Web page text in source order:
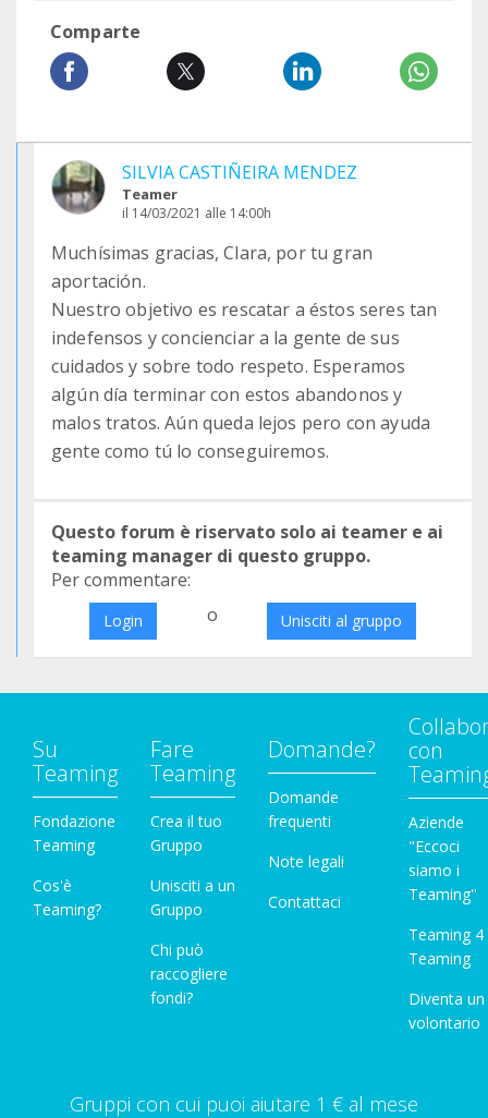
Comparte
SILVIA CASTIÑEIRA MENDEZ
Teamer
il 14/03/2021 alle 14:00h
Muchísimas gracias, Clara, por tu gran
aportación.
Nuestro objetivo es rescatar a éstos seres tan
indefensos y concienciar a la gente de sus
cuidados y sobre todo respeto. Esperamos
algún día terminar con estos abandonos y
malos tratos. Aún queda lejos pero con ayuda
gente como tú lo conseguiremos.
Questo forum è riservato solo ai teamer e ai
teaming manager di questo gruppo.
Per commentare:
Login o Unisciti al gruppo
Su
Teaming
Fondazione
Teaming
Cos'è
Teaming?
Fare
Teaming
Crea il tuo
Gruppo
Unisciti a un
Gruppo
Chi può
raccogliere
fondi?
Domande?
Domande
frequenti
Note legali
Contattaci
con
Aziende
"Eccoci
siamo i
Teaming"
Teaming 4
Teaming
Diventa un
volontario
Gruppi con cui puoi aiutare 1 € al mese